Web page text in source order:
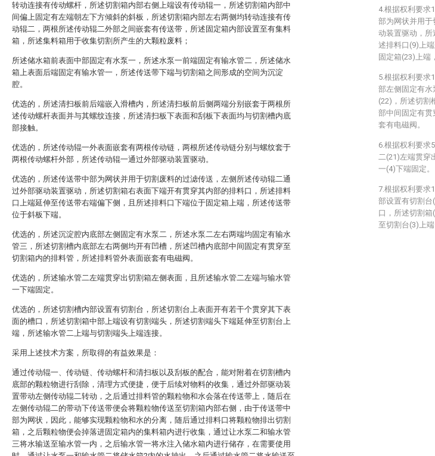
转动连接有传动螺杆，所述切割箱内部右侧上端设有传动辊一，所述切割箱内部中
间偏上固定有左端朝左下方倾斜的斜板，所述切割箱内部左右两侧均转动连接有传
动辊二，两根所述传动辊二外部之间嵌套有传送带，所述固定箱内部设置至有集料
箱，所述集料箱用于收集切割所产生的大颗粒废料；
所述储水箱前表面中部固定有水泵一，所述水泵一前端固定有输水管二，所述储水
箱上表面后端固定有输水管一，所述传送带下端与切割箱之间形成的空间为沉淀
腔。
优选的，所述清扫板前后端嵌入滑槽内，所述清扫板前后侧两端分别嵌套于两根所
述传动螺杆表面并与其螺纹连接，所述清扫板下表面和刮板下表面均与切割槽内底
部接触。
优选的，所述传动辊一外表面嵌套有两根传动链，两根所述传动链分别与螺纹套于
两根传动螺杆外部，所述传动辊一通过外部驱动装置驱动。
优选的，所述传送带中部为网状并用于切割废料的过滤传送，左侧所述传动辊二通
过外部驱动装置驱动，所述切割箱右表面下端开有贯穿其内部的排料口，所述排料
口上端延伸至传送带右端偏下侧，且所述排料口下端位于固定箱上端，所述传送带
位于斜板下端。
优选的，所述沉淀腔内底部左侧固定有水泵二，所述水泵二左右两端均固定有输水
管三，所述切割槽内底部左右两侧均开有凹槽，所述凹槽内底部中间固定有贯穿至
切割箱内的排料管，所述排料管外表面嵌套有电磁阀。
优选的，所述输水管二左端贯穿出切割箱左侧表面，且所述输水管二左端与输水管
一下端固定。
优选的，所述切割槽内部设置有切割台，所述切割台上表面开有若干个贯穿其下表
面的槽口，所述切割箱中部上端设有切割端头，所述切割端头下端延伸至切割台上
端，所述输水管二上端与切割端头上端连接。
采用上述技术方案，所取得的有益效果是：
通过传动辊一、传动链、传动螺杆和清扫板以及刮板的配合，能对附着在切割槽内
底部的颗粒物进行刮除，清理方式便捷，便于后续对物料的收集，通过外部驱动装
置带动左侧传动辊二转动，之后通过排料管的颗粒物和水会落在传送带上，随后在
左侧传动辊二的带动下传送带便会将颗粒物传送至切割箱内部右侧，由于传送带中
部为网状，因此，能够实现颗粒物和水的分离，随后通过排料口将颗粒物排出切割
箱，之后颗粒物便会掉落进固定箱内的集料箱内进行收集，通过让水泵二和输水管
三将水输送至输水管一内，之后输水管一将水注入储水箱内进行储存，在需要使用
4.根据权利要求
部为网状并用
动装置驱动，
述排料口(9)上
固定箱(23)上端
5.根据权利要求
部左侧固定有水
(22)，所述切割
部中间固定有
套有电磁阀。
6.根据权利要求
二(21)左端贯穿
一(4)下端固定。
7.根据权利要求
部设置有切割
口，所述切割
至切割台(3)上